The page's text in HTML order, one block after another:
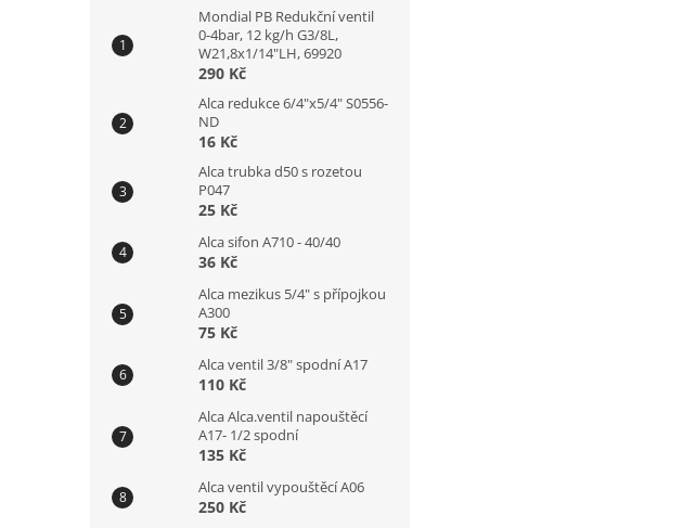
Mondial PB Redukční ventil
0-4bar, 12 kg/h G3/8L,
W21,8x1/14"LH, 69920
290 Kč
Alca redukce 6/4"x5/4" S0556-
ND
16 Kč
Alca trubka d50 s rozetou
P047
25 Kč
Alca sifon A710 - 40/40
36 Kč
Alca mezikus 5/4" s přípojkou
A300
75 Kč
Alca ventil 3/8" spodní A17
110 Kč
Alca Alca.ventil napouštěcí
A17- 1/2 spodní
135 Kč
Alca ventil vypouštěcí A06
250 Kč